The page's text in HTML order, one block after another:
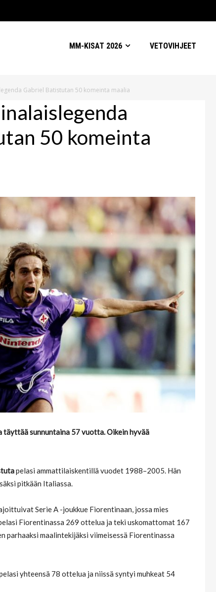
MM-KISAT 2026 VETOVIHJEET
Gabriel Batistutan 50 komeinta maalia
50 komeinta
sunnuntaina 57 vuotta. Oikein hyvää
pelasi ammattilaiskentillä vuodet 1988–2005. Hän
pitkään Italiassa.
Serie A -joukkue Fiorentinaan, jossa mies
Fiorentinassa 269 ottelua ja teki uskomattomat 167
parhaaksi maalintekijäksi viimeisessä Fiorentinassa
yhteensä 78 ottelua ja niissä syntyi muhkeat 54